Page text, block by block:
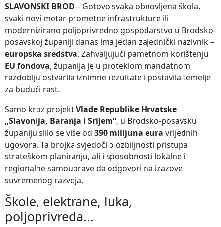
SLAVONSKI BROD – Gotovo svaka obnovljena škola,
svaki novi metar prometne infrastrukture ili
modernizirano poljoprivredno gospodarstvo u Brodsko-
posavskoj županiji danas ima jedan zajednički nazivnik –
europska sredstva. Zahvaljujući pametnom korištenju
EU fondova, županija je u proteklom mandatnom
razdoblju ostvarila iznimne rezultate i postavila temelje
za budući rast.
Samo kroz projektVlade Republike Hrvatske
„Slavonija, Baranja i Srijem“, u Brodsko-posavsku
županiju slilo se više od 390 milijuna eura vrijednih
ugovora. Ta brojka svjedoči o ozbiljnosti pristupa
strateškom planiranju, ali i sposobnosti lokalne i
regionalne samouprave da odgovori na izazove
suvremenog razvoja.
Škole, elektrane, luka,
poljoprivreda...